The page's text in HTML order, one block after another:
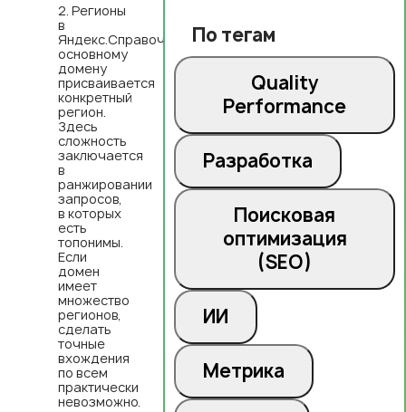
По тегам
Quality
Performance
Разработка
Поисковая
оптимизация
(SEO)
ИИ
Метрика
Регионы
в
Яндекс.Справочнике:
основному
домену
присваивается
конкретный
регион.
Здесь
сложность
заключается
в
ранжировании
запросов,
в которых
есть
топонимы.
Если
домен
имеет
множество
регионов,
сделать
точные
вхождения
по всем
практически
невозможно.